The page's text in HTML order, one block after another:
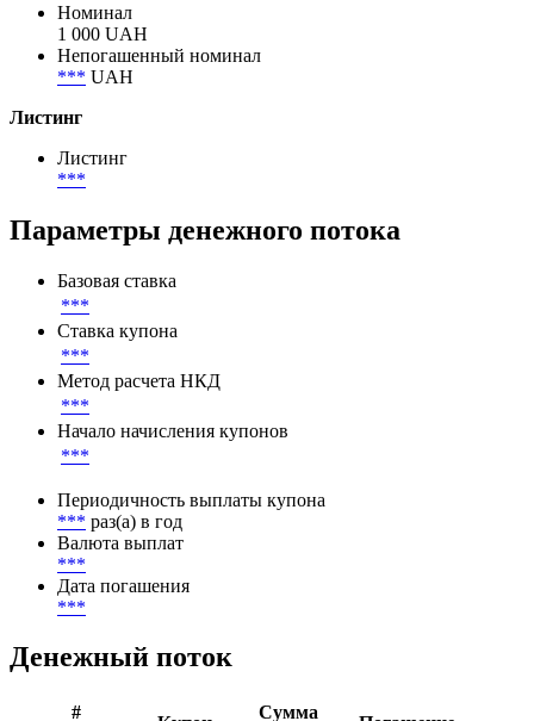
Номинал
1 000 UAH
Непогашенный номинал
*** UAH
Листинг
Листинг
***
Параметры денежного потока
Базовая ставка
***
Ставка купона
***
Метод расчета НКД
***
Начало начисления купонов
***
Периодичность выплаты купона
*** раз(а) в год
Валюта выплат
***
Дата погашения
***
Денежный поток
# Сумма